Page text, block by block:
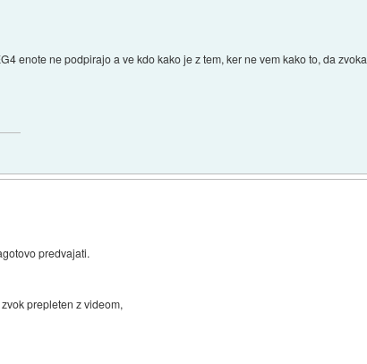
enote ne podpirajo a ve kdo kako je z tem, ker ne vem kako to, da zvoka
predvajati.
prepleten z videom,